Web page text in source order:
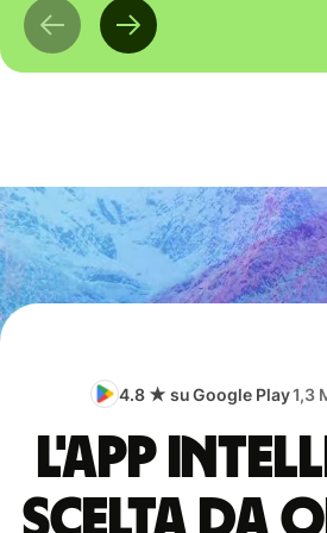
4.8 ★ su Google Play1,3
L'app
scelta da